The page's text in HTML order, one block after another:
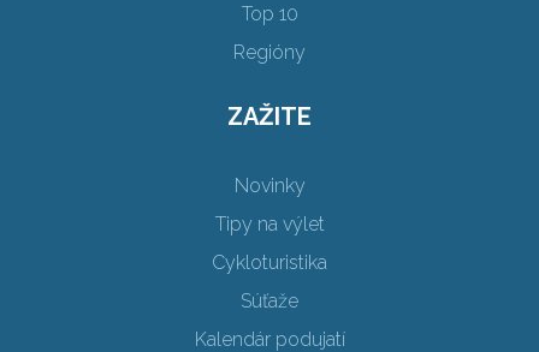
Top 10
Regióny
ZAŽITE
Novinky
Tipy na výlet
Cykloturistika
Súťaže
Kalendár podujatí